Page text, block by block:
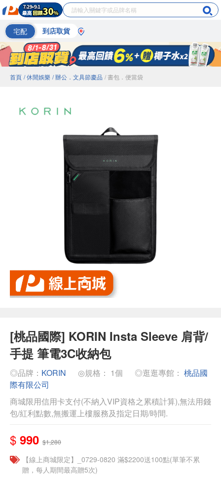
宅配 到店取貨
首頁 / 休閒娛樂 / 辦公．文具節慶品 / 書包．便當袋
[桃品國際] KORIN Insta Sleeve 肩背/
手提 筆電3C收納包
◎品牌： KORIN ◎規格： 1個 ◎逛逛專館： 桃品國
際有限公司
商城限用信用卡支付(不納入VIP資格之累積計算),無法用錢
包/紅利點數,無搬運上樓服務及指定日期/時間.
$ 990 $1,280
【線上商城限定】_0729-0820 滿$2200送100點(單筆不累
贈，每人期間最高贈5次)